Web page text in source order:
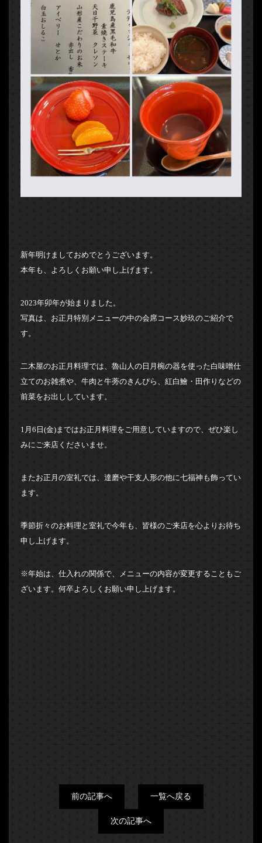
新年明けましておめでとうございます。
本年も、よろしくお願い申し上げます。
2023年卯年が始まりました。
写真は、お正月特別メニューの中の会席コース妙玖のご紹介で
す。
二木屋のお正月料理では、魯山人の日月椀の器を使った白味噌仕
立てのお雑煮や、牛肉と牛蒡のきんぴら、紅白鱠・田作りなどの
前菜をお出ししています。
1月6日(金)まではお正月料理をご用意していますので、ぜひ楽し
みにご来店くださいませ。
またお正月の室礼では、達磨や干支人形の他に七福神も飾ってい
ます。
季節折々のお料理と室礼で今年も、皆様のご来店を心よりお待ち
申し上げます。
※年始は、仕入れの関係で、メニューの内容が変更することもご
ざいます。何卒よろしくお願い申し上げます。
前の記事へ 一覧へ戻る
次の記事へ